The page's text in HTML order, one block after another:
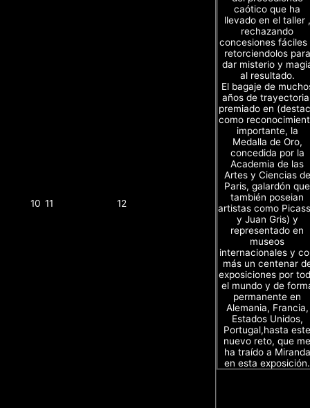
10 11 12
caótico que ha
llevado en el taller ,
rechazando
concesiones fáciles
retorciendolos para
dar misterio y
al resultado.
El bagaje de
años de
premiado en
como
importante, la
Medalla de Oro,
concedida por la
Academia de las
Artes y Ciencias de
Paris, galardón que
también poseian
artistas como
y Juan Gris) y
representado en
museos
internacionales y
más un centenar
exposiciones por
el mundo y de
permanente en
Alemania, Francia,
Estados Unidos,
Portugal,hasta este
nuevo reto, que me
ha traído a Miranda
en esta exposición.